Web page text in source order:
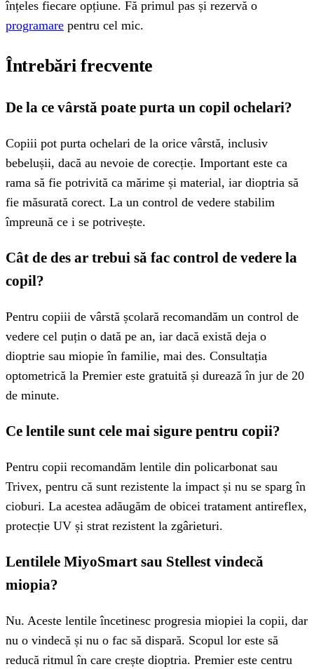
înțeles fiecare opțiune. Fă primul pas și rezervă o
programare pentru cel mic.
Întrebări frecvente
De la ce vârstă poate purta un copil ochelari?
Copiii pot purta ochelari de la orice vârstă, inclusiv
bebelușii, dacă au nevoie de corecție. Important este ca
rama să fie potrivită ca mărime și material, iar dioptria să
fie măsurată corect. La un control de vedere stabilim
împreună ce i se potrivește.
Cât de des ar trebui să fac control de vedere la
copil?
Pentru copiii de vârstă școlară recomandăm un control de
vedere cel puțin o dată pe an, iar dacă există deja o
dioptrie sau miopie în familie, mai des. Consultația
optometrică la Premier este gratuită și durează în jur de 20
de minute.
Ce lentile sunt cele mai sigure pentru copii?
Pentru copii recomandăm lentile din policarbonat sau
Trivex, pentru că sunt rezistente la impact și nu se sparg în
cioburi. La acestea adăugăm de obicei tratament antireflex,
protecție UV și strat rezistent la zgârieturi.
Lentilele MiyoSmart sau Stellest vindecă
miopia?
Nu. Aceste lentile încetinesc progresia miopiei la copii, dar
nu o vindecă și nu o fac să dispară. Scopul lor este să
reducă ritmul în care crește dioptria. Premier este centru